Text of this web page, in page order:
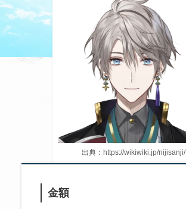
出典：https://wikiwiki.jp/nijisanji/
金額